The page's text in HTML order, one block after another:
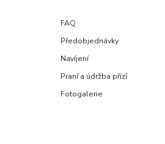
FAQ
Předobjednávky
Navíjení
Praní a údržba přízí
Fotogalerie